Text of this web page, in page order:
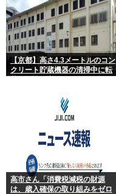
【京都】高さ4.3メートルのコン
クリート貯蔵機器の清掃中に転
高市さん「消費税減税の財源
は、歳入確保の取り組みをゼロ